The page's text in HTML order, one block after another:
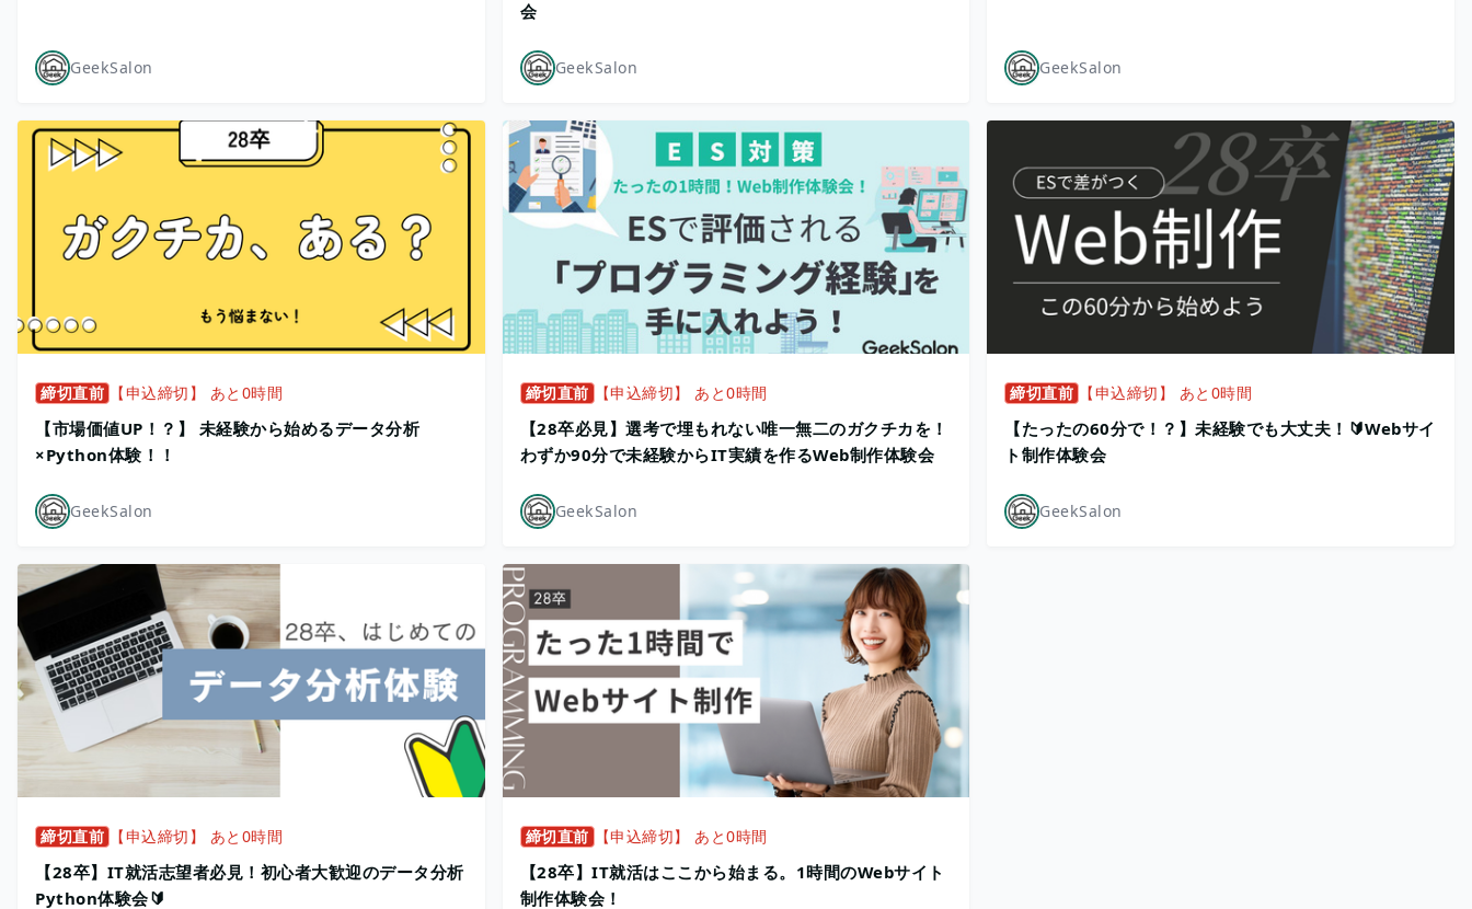
GeekSalon
会
GeekSalon GeekSalon
締切直前 【申込締切】 あと0時間
【市場価値UP！？】 未経験から始めるデータ分析
×Python体験！！
GeekSalon
締切直前 【申込締切】 あと0時間
【28卒必見】選考で埋もれない唯一無二のガクチカを！
わずか90分で未経験からIT実績を作るWeb制作体験会
GeekSalon
締切直前 【申込締切】 あと0時間
【たったの60分で！？】未経験でも大丈夫！🔰Webサイ
ト制作体験会
GeekSalon
締切直前 【申込締切】 あと0時間
【28卒】IT就活志望者必見！初心者大歓迎のデータ分析
Python体験会🔰
締切直前 【申込締切】 あと0時間
【28卒】IT就活はここから始まる。1時間のWebサイト
制作体験会！